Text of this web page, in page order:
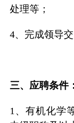
处理等；
4、完成领导
三、应聘条件：
1、有机化学